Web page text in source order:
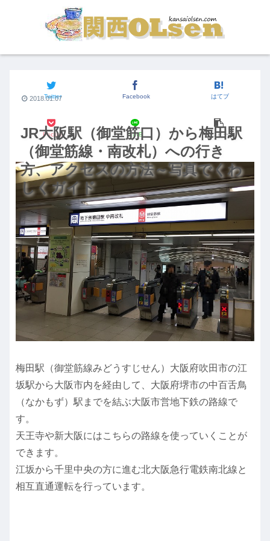
JR大阪駅（御堂筋口）から梅田駅
（御堂筋線・南改札）への行き
方、アクセスの方法～写真でくわ
しくガイド
Twitter Facebook はてブ
Pocket LINE コピー
2018.01.07
梅田駅（御堂筋線みどうすじせん）大阪府吹田市の江
坂駅から大阪市内を経由して、大阪府堺市の中百舌鳥
（なかもず）駅までを結ぶ大阪市営地下鉄の路線で
す。
天王寺や新大阪にはこちらの路線を使っていくことが
できます。
江坂から千里中央の方に進む北大阪急行電鉄南北線と
相互直通運転を行っています。